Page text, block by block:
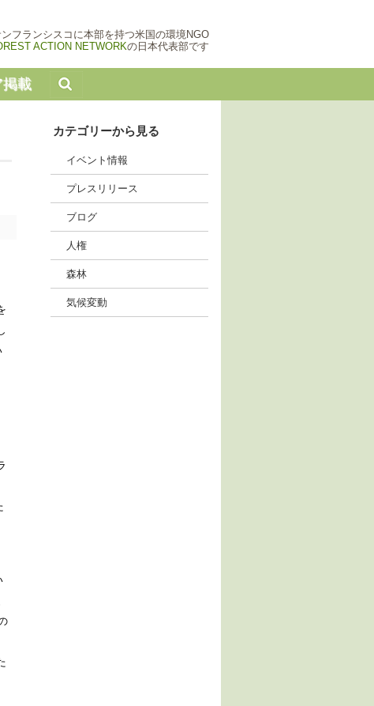
フランシスコに本部を持つ米国の環境NGO
ACTION NETWORKの日本代表部です
掲載
カテゴリーから見る
イベント情報
プレスリリース
ブログ
人権
森林
気候変動